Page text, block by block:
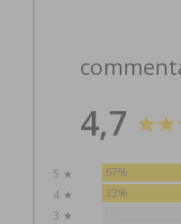
4,7
5 ★ 67%
4 ★
33%
3 ★